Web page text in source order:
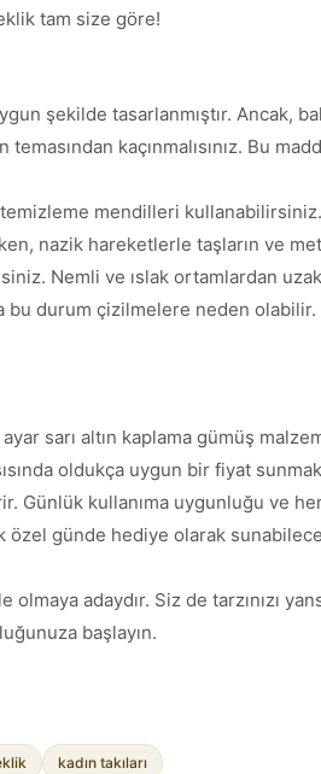
tam size göre!
şekilde tasarlanmıştır. Ancak,
kaçınmalısınız. Bu
mendilleri
nazik hareketlerle taşların ve
Nemli ve ıslak ortamlardan
bu durum çizilmelere neden
sarı altın kaplama gümüş
oldukça uygun bir fiyat
Günlük kullanıma uygunluğu ve
günde hediye olarak
adaydır. Siz de tarzınızı
başlayın.
kadın takıları